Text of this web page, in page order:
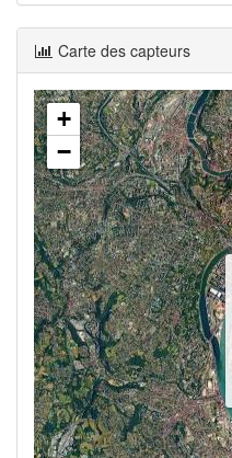
Carte des capteurs
+
−